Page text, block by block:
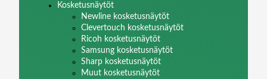
Kosketusnäytöt
Newline kosketusnäytöt
Clevertouch kosketusnäytöt
Ricoh kosketusnäytöt
Samsung kosketusnäytöt
Sharp kosketusnäytöt
Muut kosketusnäytöt